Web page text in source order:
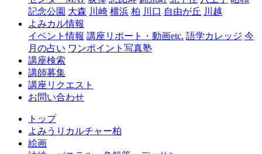
記念公園 大森 川崎 横浜 柏 川口 自由が丘 川越
よみカル情報
イベント情報 講座リポート・動画etc. 語学カレッジ 今
月の占い ワンポイント写真塾
講座検索
講師募集
講座リクエスト
お問い合わせ
トップ
よみうりカルチャー柏
絵画